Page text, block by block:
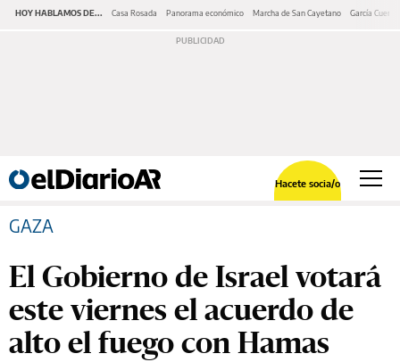
HOY HABLAMOS DE... Casa Rosada Panorama económico Marcha de San Cayetano García Cuerva
Hacete socia/o
GAZA
El Gobierno de Israel votará
este viernes el acuerdo de
alto el fuego con Hamas